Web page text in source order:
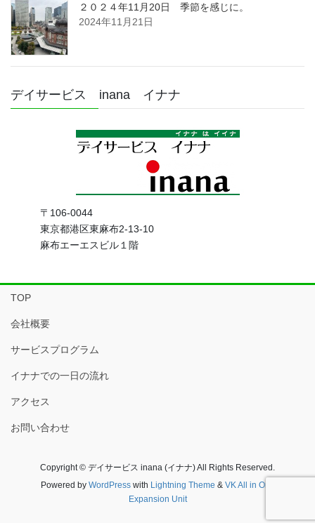
２０２４年11月20日 季節を感じに。
2024年11月21日
デイサービス inana イナナ
〒106-0044
東京都港区東麻布2-13-10
麻布エーエスビル１階
TOP
会社概要
サービスプログラム
イナナでの一日の流れ
アクセス
お問い合わせ
Copyright © デイサービス inana (イナナ) All Rights Reserved.
Powered by WordPresswith Lightning Theme & VK All in One
Expansion Unit